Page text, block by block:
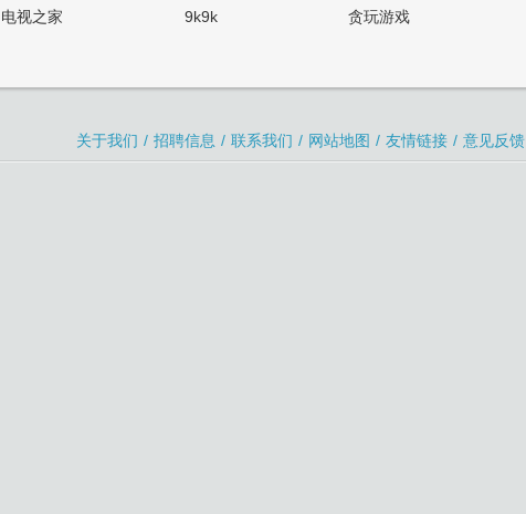
电视之家 9k9k 贪玩游戏
关于我们 / 招聘信息 / 联系我们 / 网站地图 / 友情链接 / 意见反馈